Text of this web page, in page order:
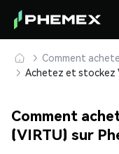
Comment
Comment
(VIRTU) sur